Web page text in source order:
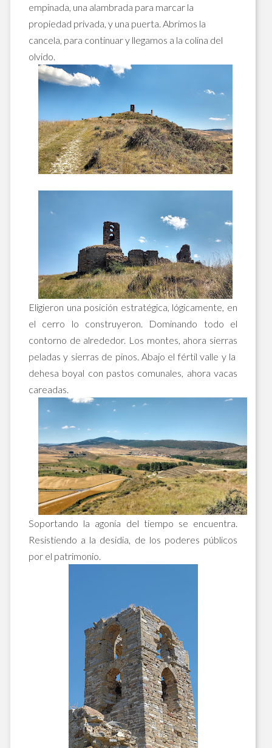
empinada, una alambrada para marcar la
propiedad privada, y una puerta. Abrimos la
cancela, para continuar y llegamos a la colina del
olvido.
Eligieron una posición estratégica, lógicamente, en
el cerro lo construyeron. Dominando todo el
contorno de alrededor. Los montes, ahora sierras
peladas y sierras de pinos. Abajo el fértil valle y la
dehesa boyal con pastos comunales, ahora vacas
careadas.
Soportando la agonía del tiempo se encuentra.
Resistiendo a la desidia, de los poderes públicos
por el patrimonio.